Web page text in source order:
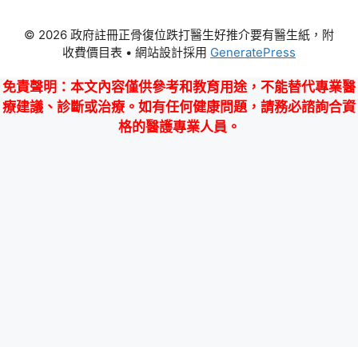
© 2026 政府註冊正骨復位跌打醫生好推介要有醫生紙，附
收費價目表 • 網站設計採用 GeneratePress
免責聲明 ：本文內容僅供參考和教育用途，不能替代專業醫
療建議、診斷或治療。如有任何健康問題，請務必諮詢合資
格的醫護專業人員。